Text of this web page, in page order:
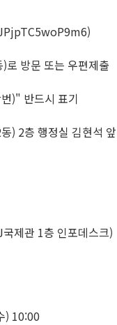
방문 또는 우편제출
)" 반드시 표기
) 2층 행정실 김현석 앞
제관 1층 인포데스크)
) 10:00